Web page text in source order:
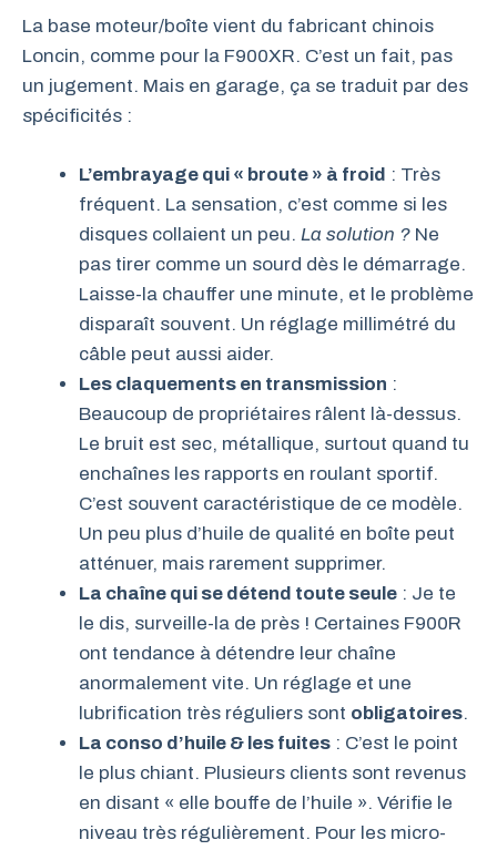
La base moteur/boîte vient du fabricant chinois
Loncin, comme pour la F900XR. C’est un fait, pas
un jugement. Mais en garage, ça se traduit par des
spécificités :
L’embrayage qui « broute » à froid : Très
fréquent. La sensation, c’est comme si les
disques collaient un peu. La solution ? Ne
pas tirer comme un sourd dès le démarrage.
Laisse-la chauffer une minute, et le problème
disparaît souvent. Un réglage millimétré du
câble peut aussi aider.
Les claquements en transmission :
Beaucoup de propriétaires râlent là-dessus.
Le bruit est sec, métallique, surtout quand tu
enchaînes les rapports en roulant sportif.
C’est souvent caractéristique de ce modèle.
Un peu plus d’huile de qualité en boîte peut
atténuer, mais rarement supprimer.
La chaîne qui se détend toute seule : Je te
le dis, surveille-la de près ! Certaines F900R
ont tendance à détendre leur chaîne
anormalement vite. Un réglage et une
lubrification très réguliers sont obligatoires.
La conso d’huile & les fuites : C’est le point
le plus chiant. Plusieurs clients sont revenus
en disant « elle bouffe de l’huile ». Vérifie le
niveau très régulièrement. Pour les micro-